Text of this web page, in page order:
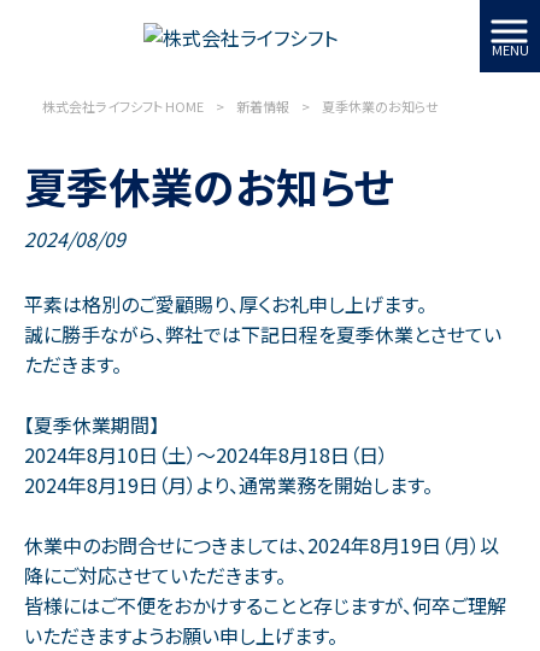
MENU
株式会社ライフシフト HOME > 新着情報 > 夏季休業のお知らせ
夏季休業のお知らせ
2024/08/09
平素は格別のご愛顧賜り、厚くお礼申し上げます。
誠に勝手ながら、弊社では下記日程を夏季休業とさせてい
ただきます。
【夏季休業期間】
2024年8月10日（土）～2024年8月18日（日）
2024年8月19日（月）より、通常業務を開始します。
休業中のお問合せにつきましては、2024年8月19日（月）以
降にご対応させていただきます。
皆様にはご不便をおかけすることと存じますが、何卒ご理解
いただきますようお願い申し上げます。